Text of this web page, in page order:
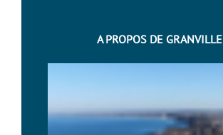
A PROPOS DE GRANVILLE